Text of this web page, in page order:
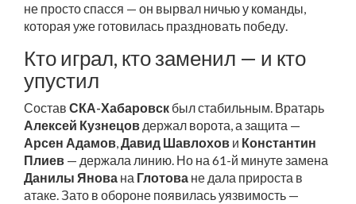
не просто спасся — он вырвал ничью у команды,
которая уже готовилась праздновать победу.
Кто играл, кто заменил — и кто
упустил
Состав СКА-Хабаровск был стабильным. Вратарь
Алексей Кузнецов держал ворота, а защита —
Арсен Адамов,Давид Шавлохов и Константин
Плиев — держала линию. Но на 61-й минуте замена
Данилы Янова на Глотова не дала прироста в
атаке. Зато в обороне появилась уязвимость —